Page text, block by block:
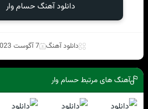
دانلود آهنگ حسام وار
دانلود آهنگ 7 آگوست 2023
آهنگ های مرتبط حسام وار